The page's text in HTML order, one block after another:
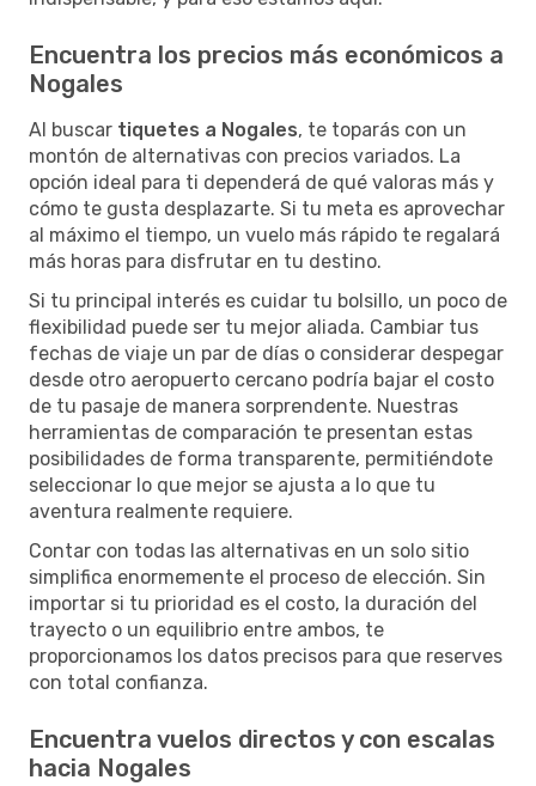
Encuentra los precios más económicos a
Nogales
Al buscar tiquetes a Nogales, te toparás con un
montón de alternativas con precios variados. La
opción ideal para ti dependerá de qué valoras más y
cómo te gusta desplazarte. Si tu meta es aprovechar
al máximo el tiempo, un vuelo más rápido te regalará
más horas para disfrutar en tu destino.
Si tu principal interés es cuidar tu bolsillo, un poco de
flexibilidad puede ser tu mejor aliada. Cambiar tus
fechas de viaje un par de días o considerar despegar
desde otro aeropuerto cercano podría bajar el costo
de tu pasaje de manera sorprendente. Nuestras
herramientas de comparación te presentan estas
posibilidades de forma transparente, permitiéndote
seleccionar lo que mejor se ajusta a lo que tu
aventura realmente requiere.
Contar con todas las alternativas en un solo sitio
simplifica enormemente el proceso de elección. Sin
importar si tu prioridad es el costo, la duración del
trayecto o un equilibrio entre ambos, te
proporcionamos los datos precisos para que reserves
con total confianza.
Encuentra vuelos directos y con escalas
hacia Nogales